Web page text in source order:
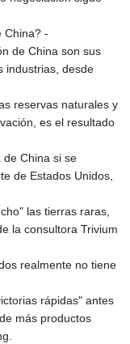
China? -
de China son sus
industrias, desde
reservas naturales y
es el resultado
China si se
de Estados Unidos,
las tierras raras,
la consultora Trivium
realmente no tiene
rápidas" antes
más productos